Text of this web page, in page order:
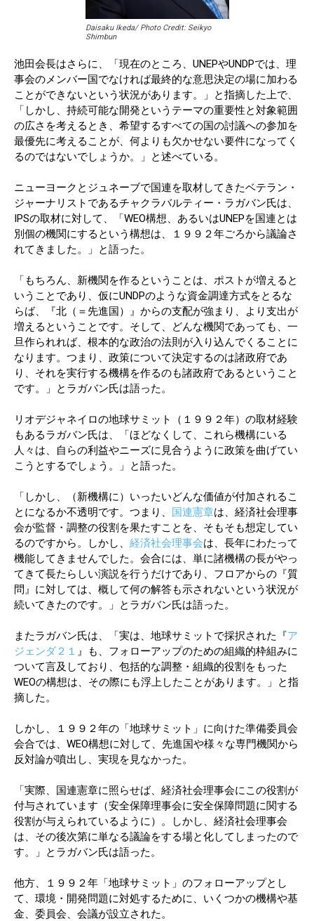
Daisaku Ikeda/ Photo Credit: Seikyo
Shimbun
池田会長はさらに、「現在のところ、UNEPやUNDPでは、理
事会のメンバー国でなければ最終的な意思決定の場に加わる
ことができないという状況があります。」と指摘した上で、
「しかし、持続可能な開発というテーマの重要性と対象範囲
の広さを考えるとき、希望するすべての国の討議への参加を
最優先に考えることが、何よりも欠かせない要件になってく
るのではないでしょうか。」と述べている。
ニューヨークとジュネーブで国連を取材してきたベテラン・
ジャーナリストであるチャクラバルティー・ラガバン氏は、
IPSの取材に対して、「WEO構想、あるいはUNEPを国連とは
別個の機関にするという構想は、１９９２年ごろから議論さ
れてきました。」と語った。
「もちろん、新機関を作るということは、ポストが増えると
いうことであり、仮にUNDPのような資金調達方式をとるな
らば、『北（＝先進国）』からの支配が強まり、より支出が
増えるということです。そして、どんな機関であっても、一
旦作られれば、根本的な政治の法則が入り込んでくることに
なります。つまり、政策について決定するのは諸政府であ
り、それを実行する機構を作るのも諸政府であるということ
です。」とラガバン氏は語った。
リオデジャネイロの地球サミット（１９９２年）の取材経験
もあるラガバン氏は、「ほどなくして、これら機構にいる
人々は、自らの利益やニーズに見合うように政策を曲げてい
こうとするでしょう。」と語った。
「しかし、（新機構に）いったいどんな価値が付加されるこ
とになるか不透明です。つまり、 国連憲章は、経済社会理事
会が監督・調整の役割を果たすことを、そもそも想定してい
るのですから。しかし、 経済社会理事会は、長年にわたって
機能してきませんでした。会合には、単に諸機構の長がやっ
てきて長たらしい演説を行うだけであり、フロアからの『質
問』に対しては、概して何の解答も示されないという状況が
続いてきたのです。」とラガバン氏は語った。
またラガバン氏は、「実は、地球サミットで採択された『ア
ジェンダ２１ 』も、フォローアップのための組織的枠組みに
ついて言及しており、包括的な調整・組織的役割をもった
WEOの構想は、その際にも浮上したことがあります。」と指
摘した。
しかし、１９９２年の「地球サミット」に向けた準備委員会
会合では、WEO構想に対して、先進国や様々な専門機関から
反対論が噴出し、実現を見なかった。
「実際、国連憲章に照らせば、経済社会理事会にこの役割が
付与されています（安全保障理事会に安全保障問題に関する
役割が与えられているように）。しかし、経済社会理事会
は、その後次第に単なる議論をする場と化してしまったので
す。」とラガバン氏は語った。
他方、１９９２年「地球サミット」のフォローアップとし
て、環境・開発問題に対処するために、いくつかの機構や基
金、委員会、会議が設立された。